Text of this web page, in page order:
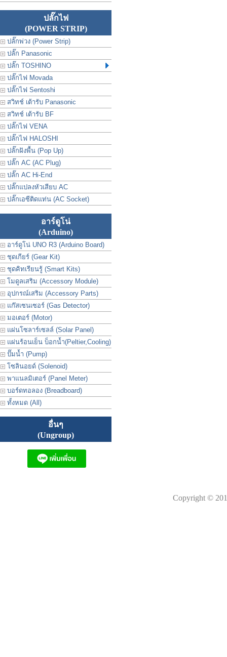
ปลั๊กไฟ
(POWER STRIP)
ปลั๊กพ่วง (Power Strip)
ปลั๊ก Panasonic
ปลั๊ก TOSHINO
ปลั๊กไฟ Movada
ปลั๊กไฟ Sentoshi
สวิทช์ เต้ารับ Panasonic
สวิทช์ เต้ารับ BF
ปลั๊กไฟ VENA
ปลั๊กไฟ HALOSHI
ปลั๊กฝังพื้น (Pop Up)
ปลั๊ก AC (AC Plug)
ปลั๊ก AC Hi-End
ปลั๊กแปลงหัวเสียบ AC
ปลั๊กเอซีติดแท่น (AC Socket)
อาร์ดูโน่
(Arduino)
อาร์ดูโน่ UNO R3 (Arduino Board)
ชุดเกียร์ (Gear Kit)
ชุดคิทเรียนรู้ (Smart Kits)
โมดูลเสริม (Accessory Module)
อุปกรณ์เสริม (Accessory Parts)
แก๊สเซนเซอร์ (Gas Detector)
มอเตอร์ (Motor)
แผ่นโซลาร์เซลล์ (Solar Panel)
แผ่นร้อนเย็น บ็อกน้ำ(Peltier,Cooling)
ปั๊มน้ำ (Pump)
โซลินอยด์ (Solenoid)
พาแนลมิเตอร์ (Panel Meter)
บอร์ดทอลอง (Breadboard)
ทั้งหมด (All)
อื่นๆ
(Ungroup)
Copyright ©